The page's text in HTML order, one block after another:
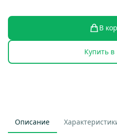
В
Купить в
Описание